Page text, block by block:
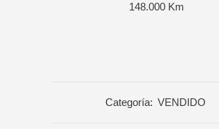
148.000 Km
Categoría: VENDIDO